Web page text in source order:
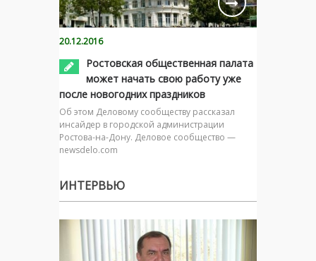
20.12.2016
Ростовская общественная палата
может начать свою работу уже
после новогодних праздников
Об этом Деловому сообществу рассказал
инсайдер в городской администрации
Ростова-на-Дону. Деловое сообщество —
newsdelo.com
ИНТЕРВЬЮ